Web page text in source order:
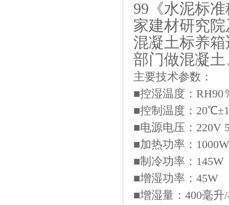
99《水泥标
家建材研究
混凝土标养
部门做混凝
主要技术参数：
■控湿温度：RH90
■控制温度：
■电源电压：220V
■加热功率：1000W
■制冷功率：145W
■增湿功率：45W
■增湿量：400毫升